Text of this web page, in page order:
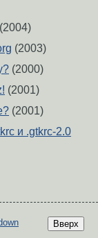
(2004)
(2003)
(2000)
(2001)
(2001)
и .gtkrc-2.0
Вверх